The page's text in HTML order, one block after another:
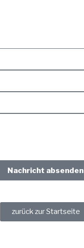
Nachricht absenden
zurück zur Startseite